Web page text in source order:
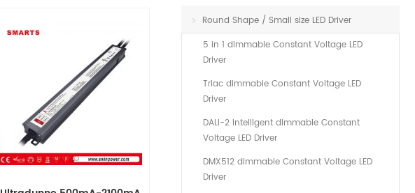
Round Shape / Small size LED Driver
5 in 1 dimmable Constant Voltage LED
Driver
Triac dimmable Constant Voltage LED
Driver
DALI-2 Intelligent dimmable Constant
Voltage LED Driver
DMX512 dimmable Constant Voltage LED
Driver